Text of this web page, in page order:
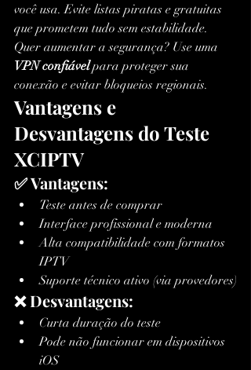
você usa. Evite listas piratas e gratuitas
que prometem tudo sem estabilidade.
Quer aumentar a segurança? Use uma
VPN confiável para proteger sua
conexão e evitar bloqueios regionais.
Vantagens e
Desvantagens do Teste
XCIPTV
✅ Vantagens:
Teste antes de comprar
Interface profissional e moderna
Alta compatibilidade com formatos
IPTV
Suporte técnico ativo (via provedores)
❌ Desvantagens:
Curta duração do teste
Pode não funcionar em dispositivos
iOS